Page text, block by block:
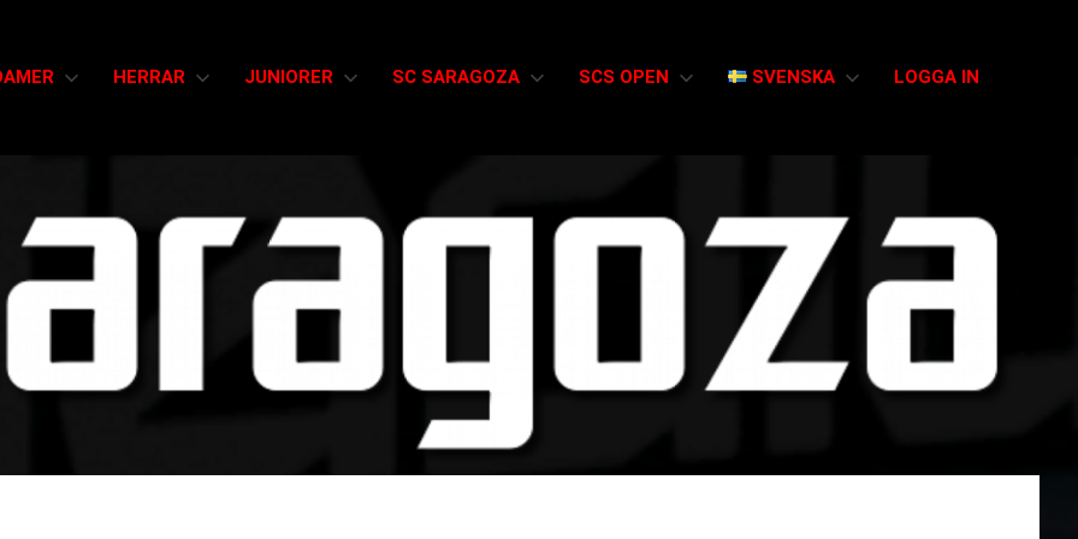
HERRAR JUNIORER SC SARAGOZA SCS OPEN SVENSKA LOGGA IN